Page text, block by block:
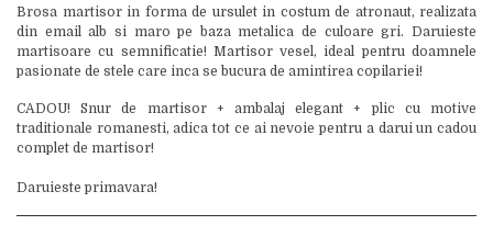
Brosa martisor in forma de ursulet in costum de atronaut, realizata
din email alb si maro pe baza metalica de culoare gri. Daruieste
martisoare cu semnificatie! Martisor vesel, ideal pentru doamnele
pasionate de stele care inca se bucura de amintirea copilariei!
CADOU! Snur de martisor + ambalaj elegant + plic cu motive
traditionale romanesti, adica tot ce ai nevoie pentru a darui un cadou
complet de martisor!
Daruieste primavara!